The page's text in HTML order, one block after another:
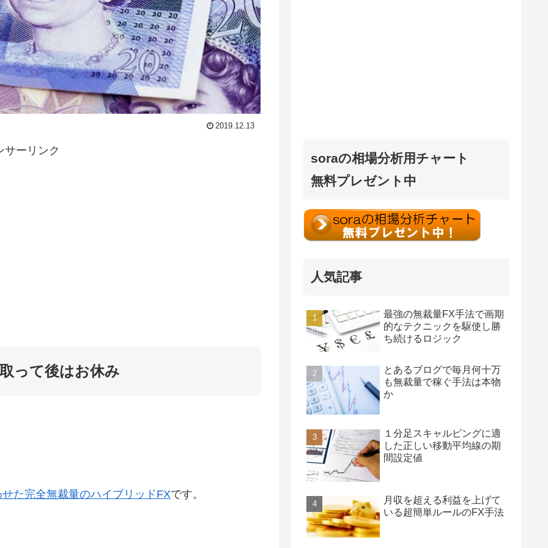
2019.12.13
サーリンク
って後はお休み
た完全無裁量のハイブリッドFXです。
soraの相場分析用チャート
無料プレゼント中
人気記事
最強の無裁量FX手法で画期
的なテクニックを駆使し勝
ち続けるロジック
とあるブログで毎月何十万
も無裁量で稼ぐ手法は本物
か
１分足スキャルピングに適
した正しい移動平均線の期
間設定値
月収を超える利益を上げて
いる超簡単ルールのFX手法